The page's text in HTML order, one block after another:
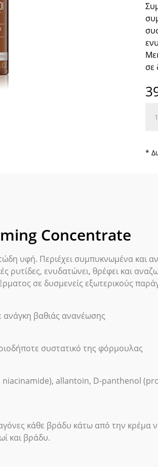
σε
*
Concentrate
υφή. Περιέχει συμπυκνωμένα και
ρυτίδες, ενυδατώνει, θρέφει και
σε δυσμενείς εξωτερικούς
βαθιάς ανανέωσης
συστατικό της φόρμουλας
niacinamide), allantoin, D-panthenol
κάθε βράδυ κάτω από την κρέμα
και βράδυ.